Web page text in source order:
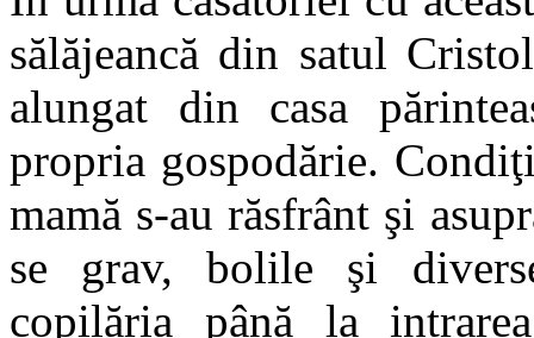
sălăjeancă din satul
alungat din casa
propria gospodărie.
mamă s-au răsfrânt şi
se grav, bolile şi
copilăria până la